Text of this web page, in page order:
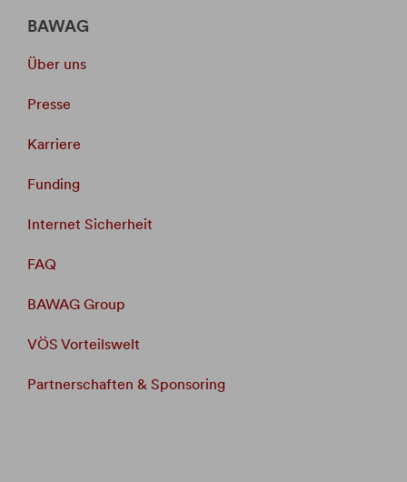
BAWAG
Über uns
Presse
Karriere
Funding
Internet Sicherheit
FAQ
BAWAG Group
VÖS Vorteilswelt
Partnerschaften & Sponsoring